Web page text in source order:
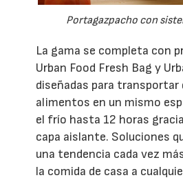
Portagazpacho con
La gama se completa con
Urban Food Fresh Bag y
diseñadas para
alimentos en un mismo
el frío hasta 12 horas
capa aislante. Soluciones
una tendencia cada vez
la comida de casa a